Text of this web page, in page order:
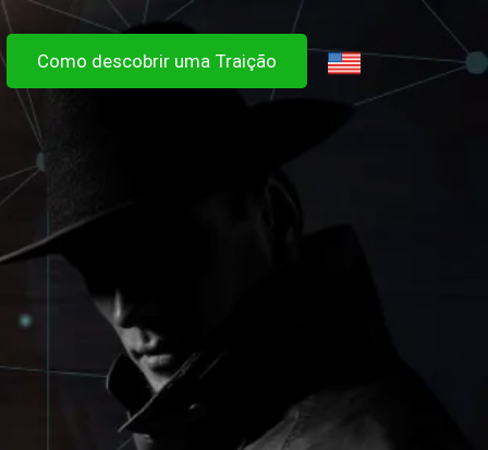
Como descobrir uma Traição